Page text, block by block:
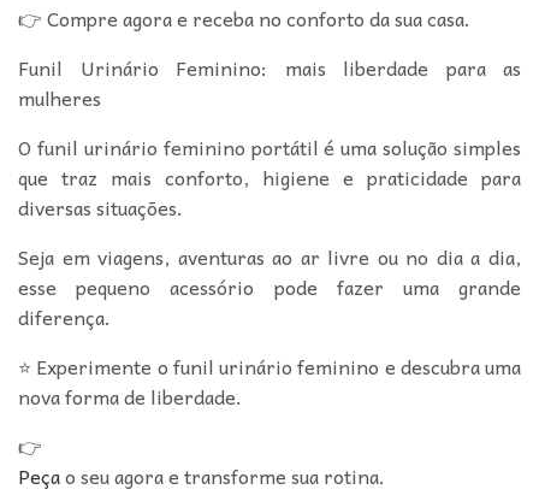
👉 Compre agora e receba no conforto da sua casa.
Funil Urinário Feminino: mais liberdade para as
mulheres
O funil urinário feminino portátil é uma solução simples
que traz mais conforto, higiene e praticidade para
diversas situações.
Seja em viagens, aventuras ao ar livre ou no dia a dia,
esse pequeno acessório pode fazer uma grande
diferença.
⭐ Experimente o funil urinário feminino e descubra uma
nova forma de liberdade.
👉
Peçao seu agora e transforme sua rotina.